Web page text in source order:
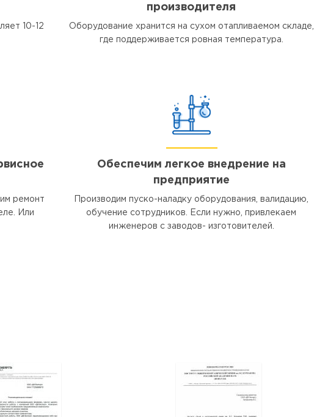
10-12
производителя
Оборудование хранится на сухом отапливаемом складе,
где поддерживается ровная температура.
ремонт
Или
Обеспечим легкое внедрение на
предприятие
Производим пуско-наладку оборудования, валидацию,
обучение сотрудников. Если нужно, привлекаем
инженеров с заводов- изготовителей.